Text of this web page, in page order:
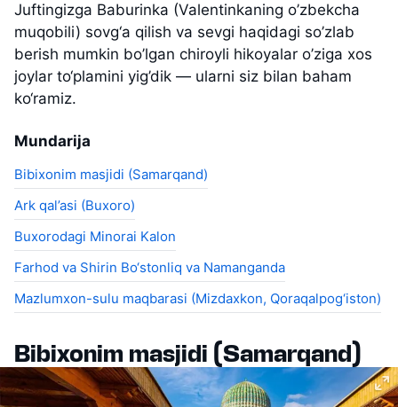
Juftingizga Baburinka (Valentinkaning o’zbekcha
muqobili) sovg‘a qilish va sevgi haqidagi so’zlab
berish mumkin bo’lgan chiroyli hikoyalar o’ziga xos
joylar to‘plamini yig’dik — ularni siz bilan baham
ko‘ramiz.
Mundarija
Bibixonim masjidi (Samarqand)
Ark qal’asi (Buxoro)
Buxorodagi Minorai Kalon
Farhod va Shirin Bo‘stonliq va Namanganda
Mazlumxon-sulu maqbarasi (Mizdaxkon, Qoraqalpog‘iston)
Bibixonim masjidi (Samarqand)